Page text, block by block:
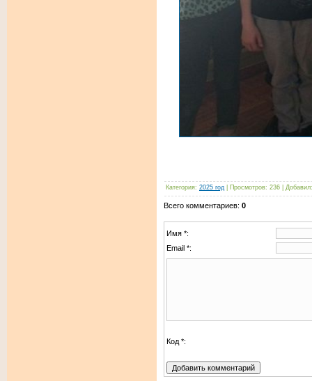
Категория: 2025 год Просмотров: 236 Добавил:
Всего комментариев: 0
Имя *:
Email *:
Код *: